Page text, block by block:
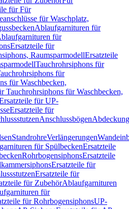
für Für
für Waschplatz,
Ablaufgarnituren für
für
Ersatzteile für
RaumsparmodellErsatzteile
Tauchrohrsiphons für
für
für Waschbecken,
Tauchrohrsiphons für Waschbecken,
für UP-
Ersatzteile für
Anschlussbögen
StandrohreVerlängerungen
für SpülbeckenErsatzteile
RohrbogensiphonsErsatzteile
Ersatzteile für
Ersatzteile für
für ZubehörAblaufgarnituren
für
für RohrbogensiphonsUP-